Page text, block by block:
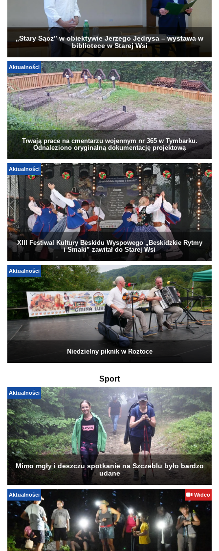
„Stary Sącz” w obiektywie Jerzego Jędrysa – wystawa w
bibliotece w Starej Wsi
Aktualności
Trwają prace na cmentarzu wojennym nr 365 w Tymbarku.
Odnaleziono oryginalną dokumentację projektową
Aktualności
XIII Festiwal Kultury Beskidu Wyspowego „Beskidzkie Rytmy
i Smaki” zawitał do Starej Wsi
Aktualności
Niedzielny piknik w Roztoce
Sport
Aktualności
Mimo mgły i deszczu spotkanie na Szczeblu było bardzo
udane
Aktualności Wideo